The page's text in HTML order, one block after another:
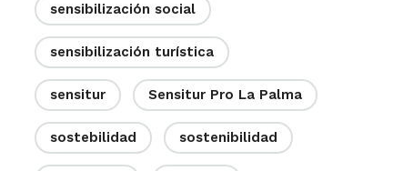
sensibilización social
sensibilización turística
sensitur Sensitur Pro La Palma
sostebilidad sostenibilidad